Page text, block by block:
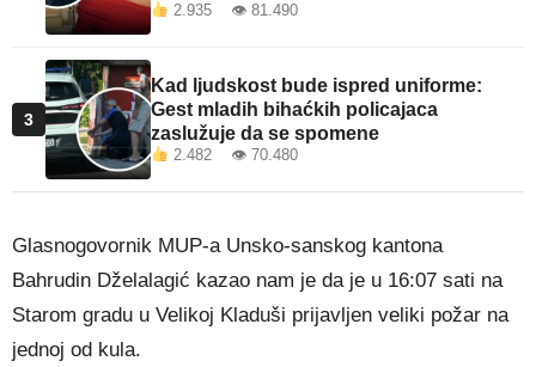
2.935 👁 81.490
3
Kad ljudskost bude ispred uniforme:
Gest mladih bihaćkih policajaca
zaslužuje da se spomene
2.482 👁 70.480
Glasnogovornik MUP-a Unsko-sanskog kantona
Bahrudin Dželalagić kazao nam je da je u 16:07 sati na
Starom gradu u Velikoj Kladuši prijavljen veliki požar na
jednoj od kula.